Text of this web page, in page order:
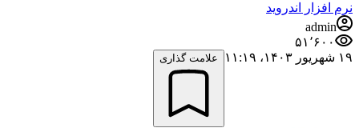
نرم افزار اندروید
admin
۵۱٬۶۰۰
۱۹ شهریور ۱۴۰۳،‏ ۱۱:۱۹
علامت گذاری